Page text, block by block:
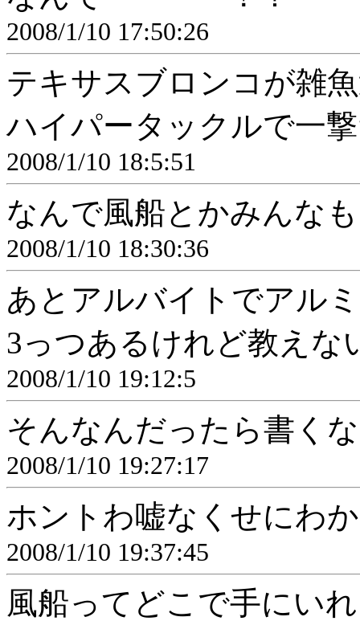
2008/1/10 17:50:26
テキサスブロンコが雑
ハイパータックルで一
2008/1/10 18:5:51
なんで風船とかみんな
2008/1/10 18:30:36
あとアルバイトでアル
3っつあるけれど教えな
2008/1/10 19:12:5
そんなんだったら書くな
2008/1/10 19:27:17
ホントわ嘘なくせにわ
2008/1/10 19:37:45
風船ってどこで手にい